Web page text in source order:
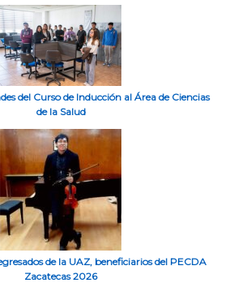
del Curso de Inducción al Área de Ciencias
de la Salud
de la UAZ, beneficiarios del PECDA
Zacatecas 2026